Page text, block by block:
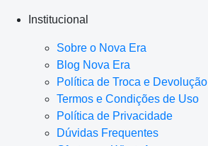
Institucional
Sobre o Nova Era
Blog Nova Era
Política de Troca e Devolução
Termos e Condições de Uso
Política de Privacidade
Dúvidas Frequentes